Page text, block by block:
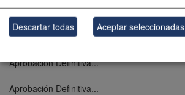
Aprobación Definitiva...
Aprobación Definitiva...
Aprobación Definitiva...
Aprobación Definitiva...
Descartar todas Aceptar seleccionadas